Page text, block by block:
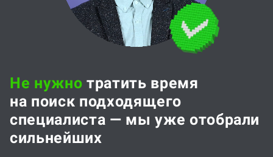
Не нужно тратить время
на поиск подходящего
специалиста — мы уже отобрали
сильнейших